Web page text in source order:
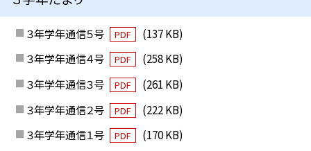
３年学年通信５号 PDF
(137 KB)
３年学年通信４号
PDF
(258 KB)
３年学年通信３号
PDF
(261 KB)
３年学年通信２号
PDF
(222 KB)
３年学年通信１号
PDF (170 KB)